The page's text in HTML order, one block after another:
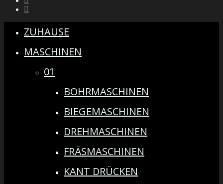
ZUHAUSE
MASCHINEN
01
BOHRMASCHINEN
BIEGEMASCHINEN
DREHMASCHINEN
FRÄSMASCHINEN
KANT DRÜCKEN